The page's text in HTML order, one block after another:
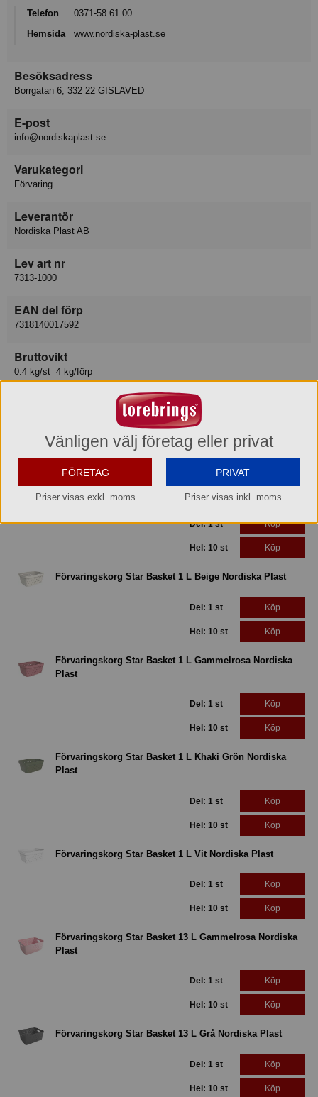
Telefon
0371-58 61 00
Hemsida
www.nordiska-plast.se
Besöksadress
Borrgatan 6, 332 22 GISLAVED
E-post
info@nordiskaplast.se
Varukategori
Förvaring
Leverantör
Nordiska Plast AB
Lev art nr
7313-1000
EAN del förp
7318140017592
Bruttovikt
0.4 kg/st 4 kg/förp
0.016 m3/st, 0.16 m3/förp
Relaterade produkter
Plast
Del: 1 st Köp
Hel: 10 st Köp
Förvaringskorg Star Basket 1 L Beige Nordiska Plast
Del: 1 st Köp
Hel: 10 st Köp
Förvaringskorg Star Basket 1 L Gammelrosa Nordiska
Plast
Del: 1 st Köp
Hel: 10 st Köp
Förvaringskorg Star Basket 1 L Khaki Grön Nordiska
Plast
Del: 1 st Köp
Hel: 10 st Köp
Förvaringskorg Star Basket 1 L Vit Nordiska Plast
Del: 1 st Köp
Hel: 10 st Köp
Förvaringskorg Star Basket 13 L Gammelrosa Nordiska
Plast
Del: 1 st Köp
Hel: 10 st Köp
Förvaringskorg Star Basket 13 L Grå Nordiska Plast
Del: 1 st Köp
Hel: 10 st Köp
Vänligen välj företag eller privat
FÖRETAG
Priser visas exkl. moms
PRIVAT
Priser visas inkl. moms